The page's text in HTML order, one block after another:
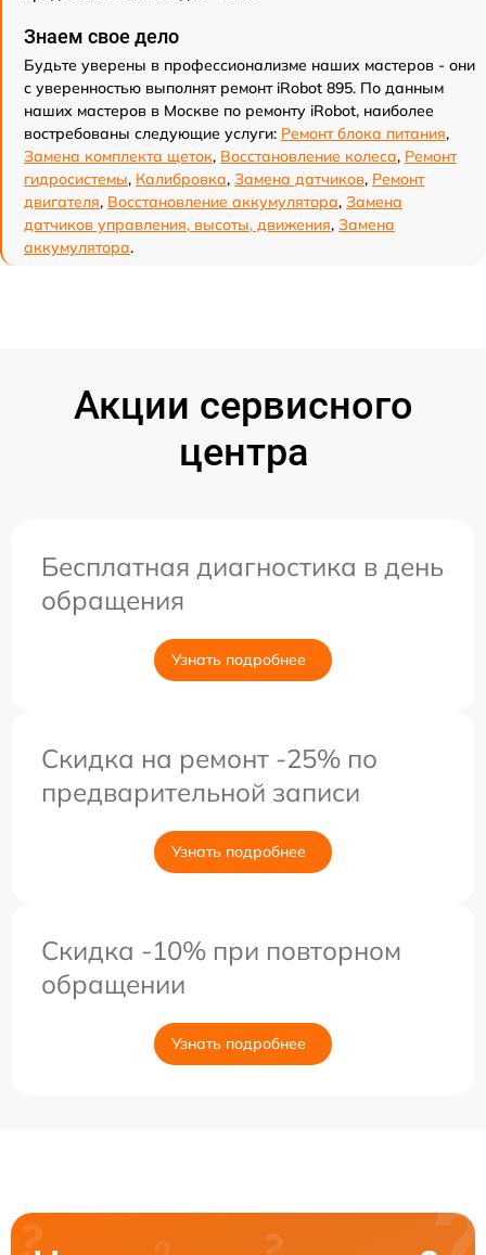
Знаем свое дело
Будьте уверены в профессионализме наших мастеров - они
с уверенностью выполнят ремонт iRobot 895. По данным
наших мастеров в Москве по ремонту iRobot, наиболее
востребованы следующие услуги: Ремонт блока питания,
Замена комплекта щеток, Восстановление колеса, Ремонт
гидросистемы, Калибровка, Замена датчиков, Ремонт
двигателя, Восстановление аккумулятора, Замена
датчиков управления, высоты, движения, Замена
аккумулятора.
Акции сервисного
центра
Бесплатная диагностика в день
обращения
Узнать подробнее
Скидка на ремонт -25% по
предварительной записи
Узнать подробнее
Скидка -10% при повторном
обращении
Узнать подробнее